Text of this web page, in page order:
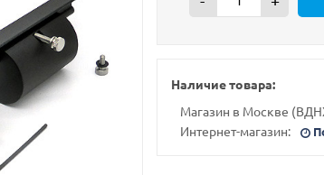
Наличие товара:
Магазин в Москве
Интернет-магазин: